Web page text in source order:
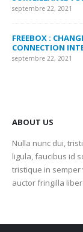
septembre 22, 2021
FREEBOX :
CONNECTION
septembre 22, 2021
ABOUT US
Nulla nunc dui,
ligula, faucibus id
tristique in semper
auctor fringilla